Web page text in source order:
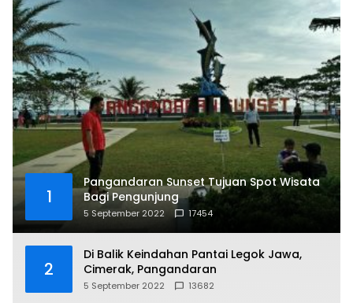
1
Pangandaran Sunset Tujuan Spot Wisata
Bagi Pengunjung
5 September 2022 17454
2
Di Balik Keindahan Pantai Legok Jawa,
Cimerak, Pangandaran
5 September 2022 13682